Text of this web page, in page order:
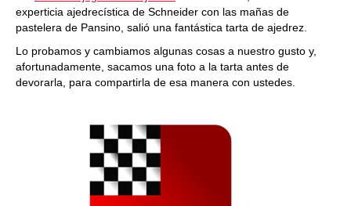
experticia ajedrecística de Schneider con las mañas de
pastelera de Pansino, salió una fantástica tarta de ajedrez.
Lo probamos y cambiamos algunas cosas a nuestro gusto y,
afortunadamente, sacamos una foto a la tarta antes de
devorarla, para compartirla de esa manera con ustedes.